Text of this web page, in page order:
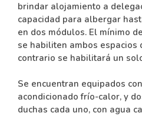
brindar alojamiento a
capacidad para albergar
en dos módulos. El mínimo
se habiliten ambos espacios
contrario se habilitará un
Se encuentran equipados
acondicionado frío-calor, y
duchas cada uno, con agua